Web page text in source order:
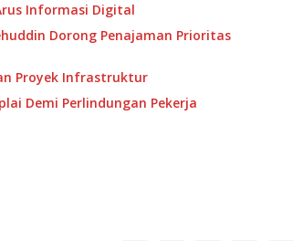
Informasi Digital
Dorong Penajaman Prioritas
Proyek Infrastruktur
Demi Perlindungan Pekerja